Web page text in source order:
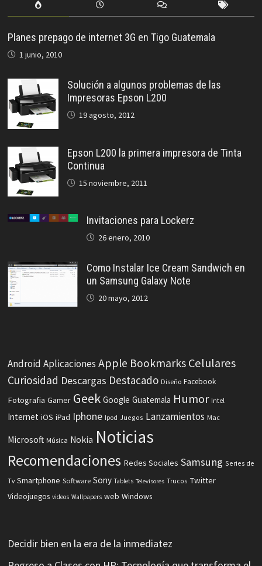
Planes prepago de internet 3G en Tigo Guatemala
1 junio, 2010
Solución a algunos problemas de las
Impresoras Epson L200
19 agosto, 2012
Epson L200 la primera impresora de Tinta
Continua
15 noviembre, 2011
Invitaciones para Lockerz
26 enero, 2010
Como Instalar Ice Cream Sandwich en
un Samsung Galaxy Note
20 mayo, 2012
Android Aplicaciones Apple Bookmarks Celulares
Curiosidad Descargas Destacado Diseño Facebook
Fotografia Gamer Geek Google Guatemala Humor Intel
Internet iOS iPad Iphone Ipod Juegos Lanzamientos Mac
Microsoft Música Nokia Noticias
Recomendaciones Redes Sociales Samsung Series de
Tv Smartphone Software Sony Tablets Televisores Trucos Twitter
Videojuegos videos Wallpapers web Windows
Decidir bien en la era de la inmediatez